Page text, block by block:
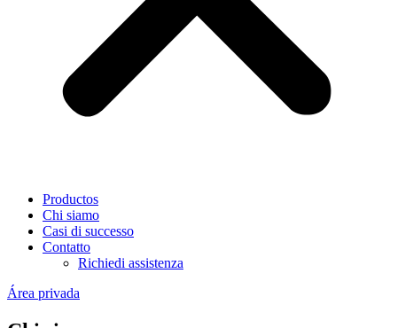
Productos
Chi siamo
Casi di successo
Contatto
Richiedi assistenza
Área privada